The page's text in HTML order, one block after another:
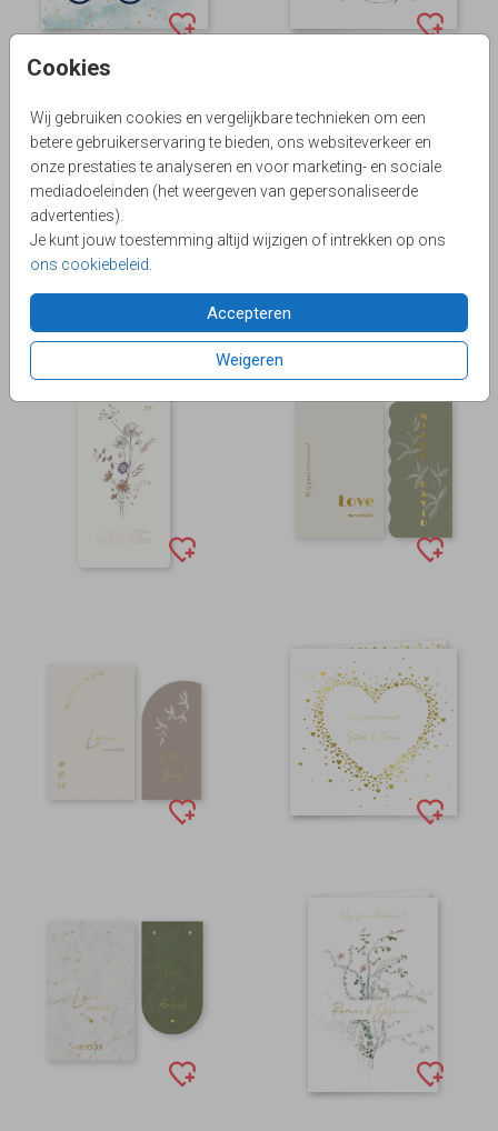
Cookies
Wij gebruiken cookies en vergelijkbare technieken om een
betere gebruikerservaring te bieden, ons websiteverkeer en
onze prestaties te analyseren en voor marketing- en sociale
mediadoeleinden (het weergeven van gepersonaliseerde
advertenties).
Je kunt jouw toestemming altijd wijzigen of intrekken op ons
ons cookiebeleid
Accepteren
Weigeren